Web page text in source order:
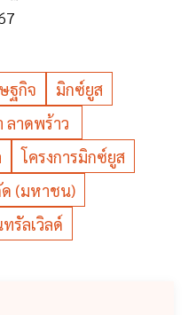
ฐกิจ
มิกซ์ยูส
ลาดพร้าว
โครงการมิกซ์ยูส
(มหาชน)
รัลเวิลด์